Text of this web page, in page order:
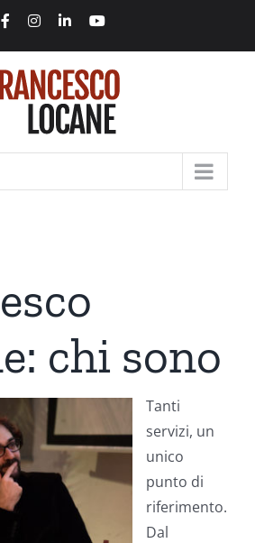
FacebookInstagram
LinkedInYouTube
chi sono
Tanti
servizi, un
unico
punto di
riferimento.
Dal